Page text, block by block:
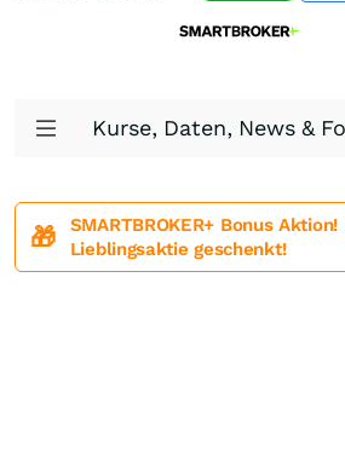
Kurse, Daten, News &
🎁
SMARTBROKER+ Bonus Aktion!
Lieblingsaktie geschenkt!